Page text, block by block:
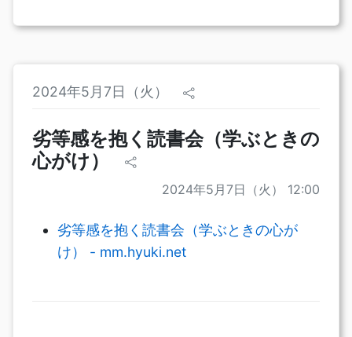
2024年5月7日（火）
劣等感を抱く読書会（学ぶときの
心がけ）
2024年5月7日（火） 12:00
劣等感を抱く読書会（学ぶときの心が
け） - mm.hyuki.net